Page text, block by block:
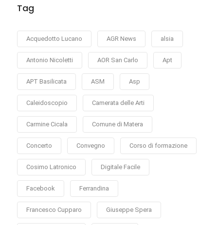
Tag
Acquedotto Lucano AGR News alsia
Antonio Nicoletti AOR San Carlo Apt
APT Basilicata ASM Asp
Caleidoscopio Camerata delle Arti
Carmine Cicala Comune di Matera
Concerto Convegno Corso di formazione
Cosimo Latronico Digitale Facile
Facebook Ferrandina
Francesco Cupparo Giuseppe Spera